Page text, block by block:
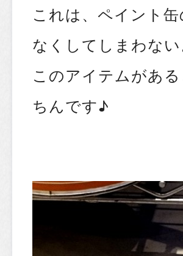
これは、ペイント
なくしてしまわな
このアイテムがあ
ちんです♪